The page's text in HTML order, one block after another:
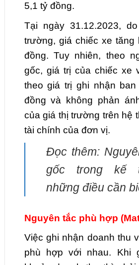
5,1 tỷ đồng.
Tại ngày 31.12.2023,
trường, giá chiếc xe tăng
đồng. Tuy nhiên, theo
gốc, giá trị của chiếc xe
theo giá trị ghi nhận
đồng và không phản
của giá thị trường trên hệ
tài chính của đơn vị.
Đọc thêm:
gốc trong kế
những điều cần
Nguyên tắc phù hợp
Việc ghi nhận doanh thu
phù hợp với nhau. Khi